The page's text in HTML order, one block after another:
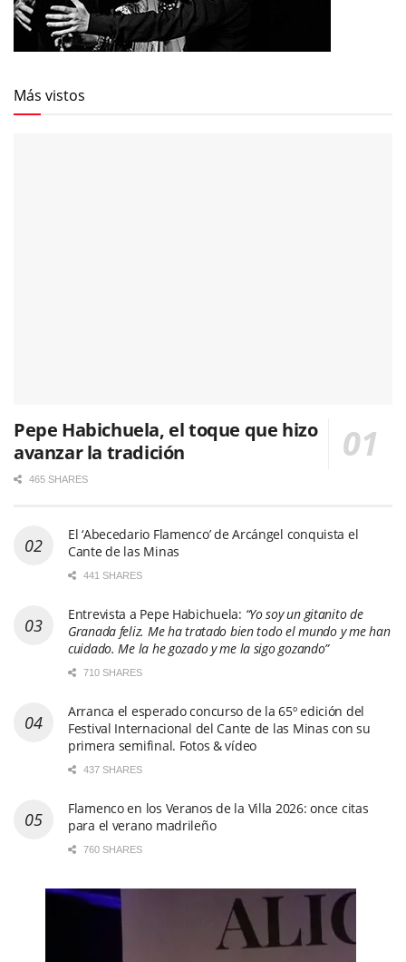
Más vistos
Pepe Habichuela, el toque que hizo
avanzar la tradición
465 SHARES
El ‘Abecedario Flamenco’ de Arcángel conquista el
Cante de las Minas
441 SHARES
Entrevista a Pepe Habichuela: “Yo soy un gitanito de
Granada feliz. Me ha tratado bien todo el mundo y me han
cuidado. Me la he gozado y me la sigo gozando”
710 SHARES
Arranca el esperado concurso de la 65º edición del
Festival Internacional del Cante de las Minas con su
primera semifinal. Fotos & vídeo
437 SHARES
Flamenco en los Veranos de la Villa 2026: once citas
para el verano madrileño
760 SHARES